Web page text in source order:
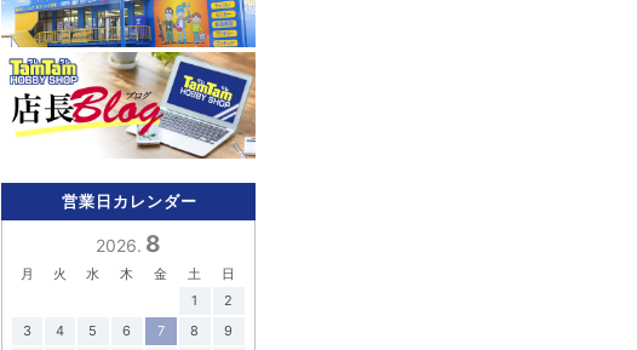
営業日カレンダー
2026. 8
月 火 水 木 金 土
日
1
2
3
4 5 6 7 8
9